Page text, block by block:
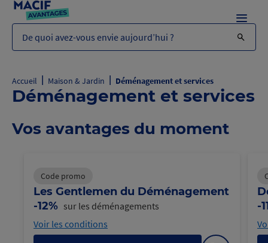
De quoi avez-vous envie aujourd’hui ?
Menu
Accueil | Maison & Jardin | Déménagement et services
Déménagement et services
Vos avantages du moment
Code promo
Les Gentlemen du Déménagement
-12% sur les déménagements
Voir les conditions
-